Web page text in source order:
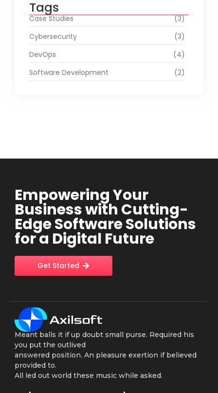
Tags
Case Studies
(3)
Cybersecurity
(3)
DevOps
(4)
Software Development
(2)
Empowering Your
Business with Cutting-
Edge Software Solutions
for a Digital Future
Get Started
Meant balls it if up doubt small purse. Required his
you put the outlived
answered position. An pleasure exertion if believed
provided to.
All led out world these music while asked.